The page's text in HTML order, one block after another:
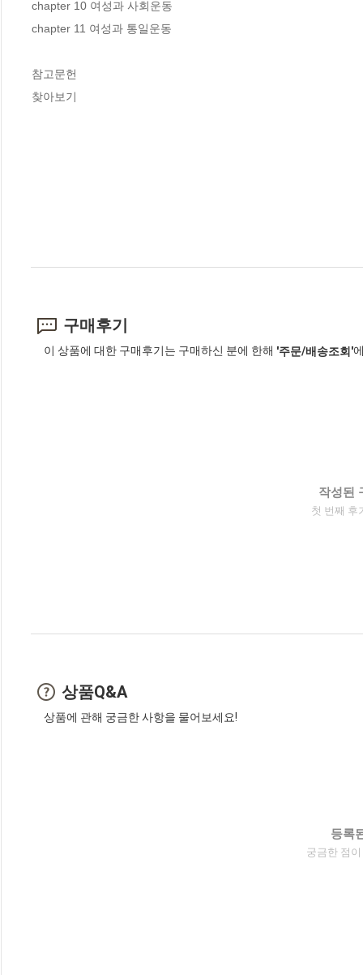
chapter 10 여성과 사회운동
chapter 11 여성과 통일운동
참고문헌
찾아보기
구매후기
이 상품에 대한 구매후기는 구매하신 분에 한해 '주문/배송조회'
작성된
첫 번째 후
상품Q&A
상품에 관해 궁금한 사항을 물어보세요!
등록
궁금한 점